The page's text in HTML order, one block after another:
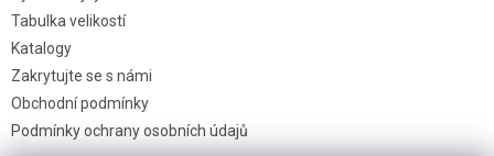
Tabulka velikostí
Katalogy
Zakrytujte se s námi
Obchodní podmínky
Podmínky ochrany osobních údajů